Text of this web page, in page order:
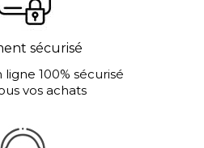
sécurisé
100% sécurisé
vos achats